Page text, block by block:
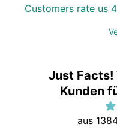
Customers rate us
Just Facts!
Kunden
aus